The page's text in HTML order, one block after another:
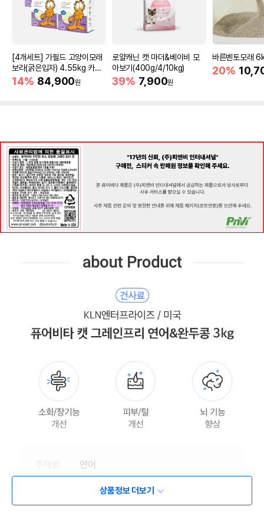
[4개세트] 가필드 고양이모래
보라(굵은입자) 4.55kg 카사
바모래
14% 84,900원
로얄캐닌 캣 마더&베이비 모
아보기(400g/4/10kg)
39% 7,900원
바른벤토모래
20%
상품정보 더보기